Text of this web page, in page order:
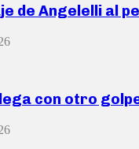
de Angelelli al
con otro